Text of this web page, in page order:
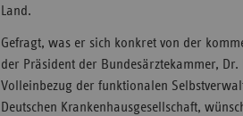
Land.
Gefragt, was er sich konkret von der
der Präsident der Bundesärztekammer,
Volleinbezug der funktionalen
Deutschen Krankenhausgesellschaft,